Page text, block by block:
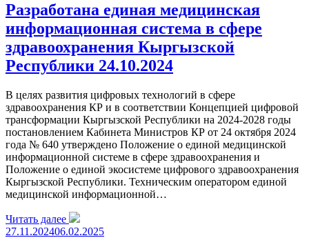
Разработана единая медицинская
информационная система в сфере
здравоохранения Кыргызской
Республики 24.10.2024
В целях развития цифровых технологий в сфере
здравоохранения КР и в соответствии Концепцией цифровой
трансформации Кыргызской Республики на 2024-2028 годы
постановлением Кабинета Министров КР от 24 октября 2024
года № 640 утверждено Положение о единой медицинской
информационной системе в сфере здравоохранения и
Положение о единой экосистеме цифрового здравоохранения
Кыргызской Республики. Техническим оператором единой
медицинской информационной…
Читать далее
27.11.202406.02.2025